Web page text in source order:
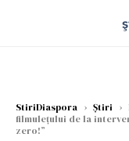
StiriDiaspora › Știri ›
filmulețului de la
zero!”